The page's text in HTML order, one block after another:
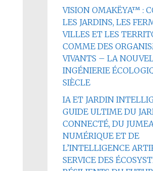
VISION OMAKËYA™ :
LES JARDINS, LES
VILLES ET LES
COMME DES
VIVANTS – LA
INGÉNIERIE
SIÈCLE
IA ET JARDIN
GUIDE ULTIME DU
CONNECTÉ, DU
NUMÉRIQUE ET DE
L’INTELLIGENCE
SERVICE DES